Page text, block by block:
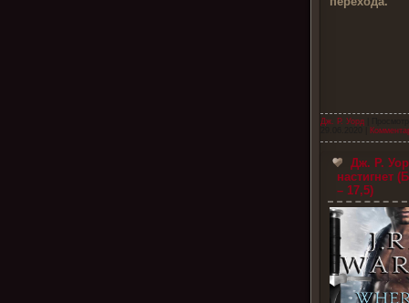
Дж. Р. Уорд
Дж. Р.
настигнет
– 17,5)